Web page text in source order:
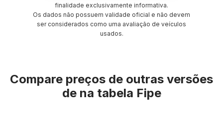
finalidade exclusivamente informativa.
Os dados não possuem validade oficial e não devem
ser considerados como uma avaliação de veículos
usados.
Compare preços de outras versões
de na tabela Fipe